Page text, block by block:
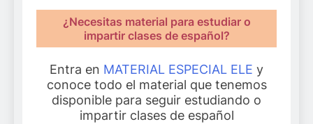
¿Necesitas material para estudiar o
impartir clases de español?
Entra en MATERIAL ESPECIAL ELE y
conoce todo el material que tenemos
disponible para seguir estudiando o
impartir clases de español